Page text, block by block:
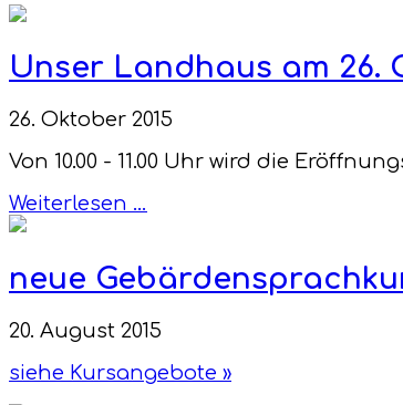
Unser Landhaus am 26.
26. Oktober 2015
Von 10.00 - 11.00 Uhr wird die
Weiterlesen …
neue
20. August 2015
siehe Kursangebote »